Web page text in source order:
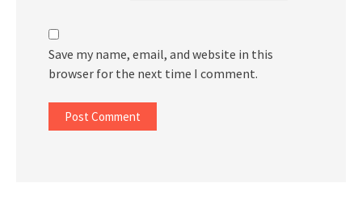
Save my name, email, and website in this
browser for the next time I comment.